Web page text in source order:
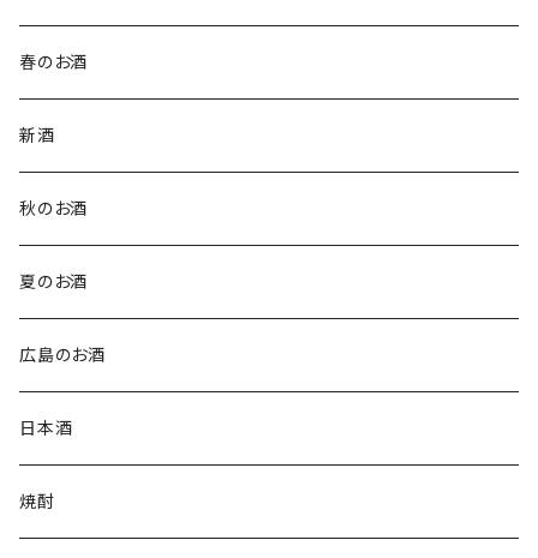
春のお酒
新酒
秋のお酒
夏のお酒
広島のお酒
日本酒
焼酎